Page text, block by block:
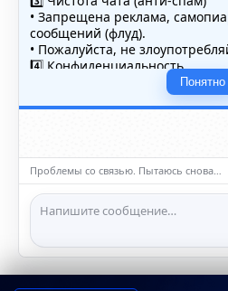
• Запрещена реклама,
сообщений (флуд).
• Пожалуйста, не
4️⃣ Конфиденциальность
• Не публикуйте личные
(телефоны, адреса, документы).
5️⃣ Уместность контента
насилию.
ℹ️ Модераторы и
сообщения и ограничивать
нарушении правил.
Понятно
Проблемы со связью. Пытаюсь снова…